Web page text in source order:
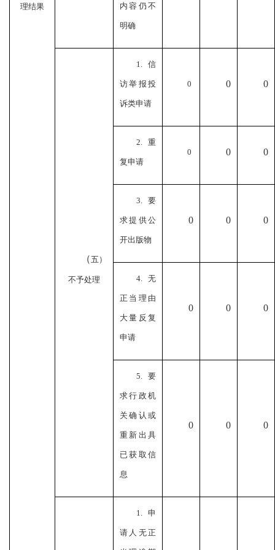
理结果 内容仍不
明确
（五）
不予处理
1.信
访举报投
诉类申请
0 0 0
2.重
复申请
0 0 0
3.要
求提供公
开出版物
0 0 0
4.无
正当理由
大量反复
申请
0 0 0
5.要
求行政机
关确认或
重新出具
已获取信
息
0 0 0
1.申
请人无正